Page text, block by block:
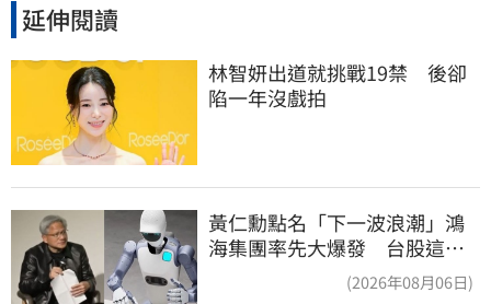
延伸閱讀
林智妍出道就挑戰19禁　後卻
陷一年沒戲拍
黃仁勳點名「下一波浪潮」鴻
海集團率先大爆發 台股這族
(2026年08月06日)